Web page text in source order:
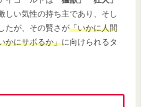
しい気性の持ち主であり、そし
たが、その賢さが「いかに人間
かにサボるか」に向けられるタ